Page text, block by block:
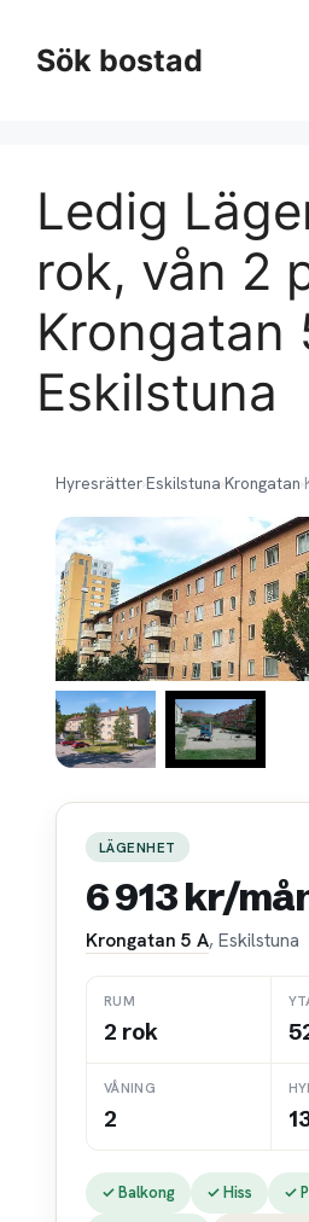
innehållSök bostad
Ledig
rok, vån 2
Krongatan
Eskilstuna
Hyresrätter›Eskilstuna›Krongatan›
LÄGENHET
6 913 kr/
Krongatan 5 A, Eskilstuna
RUM
2 rok
VÅNING
2
✓ Balkong ✓ Hiss
✓